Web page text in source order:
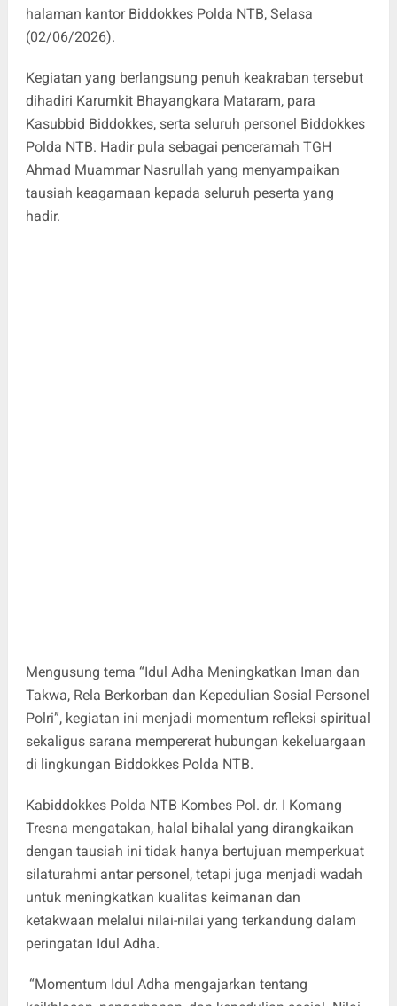
halaman kantor Biddokkes Polda NTB, Selasa
(02/06/2026).
Kegiatan yang berlangsung penuh keakraban tersebut
dihadiri Karumkit Bhayangkara Mataram, para
Kasubbid Biddokkes, serta seluruh personel Biddokkes
Polda NTB. Hadir pula sebagai penceramah TGH
Ahmad Muammar Nasrullah yang menyampaikan
tausiah keagamaan kepada seluruh peserta yang
hadir.
Mengusung tema “Idul Adha Meningkatkan Iman dan
Takwa, Rela Berkorban dan Kepedulian Sosial Personel
Polri”, kegiatan ini menjadi momentum refleksi spiritual
sekaligus sarana mempererat hubungan kekeluargaan
di lingkungan Biddokkes Polda NTB.
Kabiddokkes Polda NTB Kombes Pol. dr. I Komang
Tresna mengatakan, halal bihalal yang dirangkaikan
dengan tausiah ini tidak hanya bertujuan memperkuat
silaturahmi antar personel, tetapi juga menjadi wadah
untuk meningkatkan kualitas keimanan dan
ketakwaan melalui nilai-nilai yang terkandung dalam
peringatan Idul Adha.
“Momentum Idul Adha mengajarkan tentang